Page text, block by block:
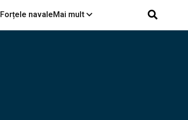
Forțele navaleMai mult